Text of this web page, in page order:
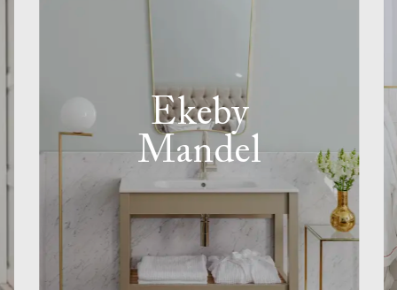
Ekeby
Mandel